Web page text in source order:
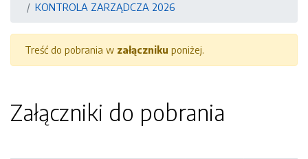
KONTROLA ZARZĄDCZA 2026
Treść do pobrania w załączniku poniżej.
Załączniki do pobrania